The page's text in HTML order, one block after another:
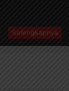
Selengkapnya